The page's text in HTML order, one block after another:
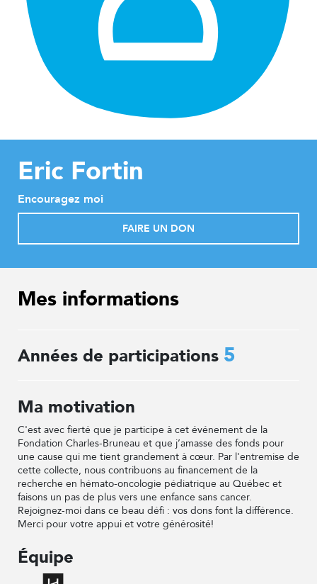
Eric Fortin
Encouragez moi
FAIRE UN DON
Mes informations
Années de participations 5
Ma motivation
C'est avec fierté que je participe à cet événement de la
Fondation Charles-Bruneau et que j’amasse des fonds pour
une cause qui me tient grandement à cœur. Par l'entremise de
cette collecte, nous contribuons au financement de la
recherche en hémato-oncologie pédiatrique au Québec et
faisons un pas de plus vers une enfance sans cancer.
Rejoignez-moi dans ce beau défi : vos dons font la différence.
Merci pour votre appui et votre générosité!
Équipe